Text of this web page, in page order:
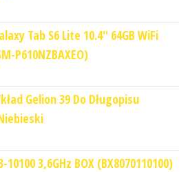
Tab S6 Lite 10.4'' 64GB WiFi
P610NZBAXEO)
Gelion 39 Do Długopisu
3,6GHz BOX (BX8070110100)